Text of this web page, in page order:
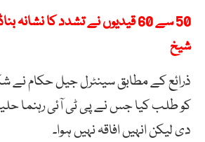
50 سے 60 قیدیوں نے تشدد کا نشانہ
شیخ
ذرائع کے مطابق سینٹرل جیل حکام نے
کو طلب کیا جس نے پی ٹی آئی رہنما
دی لیکن انہیں افاقہ نہیں ہوا۔